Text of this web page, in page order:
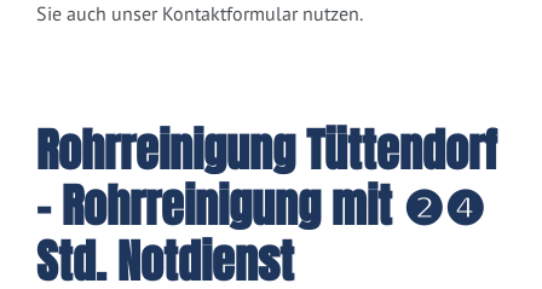
Sie auch unser Kontaktformular nutzen.
Rohrreinigung Tüttendorf
- Rohrreinigung mit ❷❹
Std. Notdienst